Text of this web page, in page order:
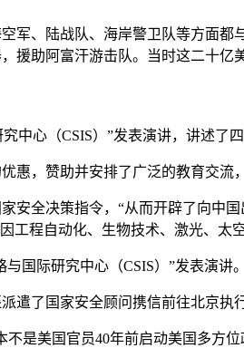
、陆战队、海岸警卫队等方面都
援助阿富汗游击队。当时这二十亿
中心（CSIS）”发表演讲，讲述了
，赞助并安排了广泛的教育交流
全决策指令，“从而开辟了向中
工程自动化、生物技术、激光、
国际研究中心（CSIS）”发表演讲。
遣了国家安全顾问携信前往北京执
是美国官员40年前启动美国多方